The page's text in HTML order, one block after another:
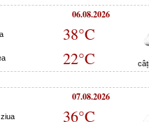
06.08.2026
38°C
22°C
07.08.2026
ziua 36°C